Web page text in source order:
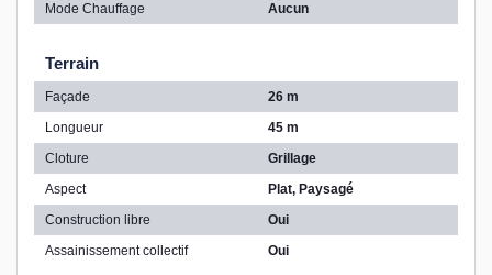
Mode Chauffage Aucun
Terrain
Façade
26 m
Longueur
45 m
Cloture
Grillage
Aspect
Plat, Paysagé
Construction libre
Oui
Assainissement collectif
Oui